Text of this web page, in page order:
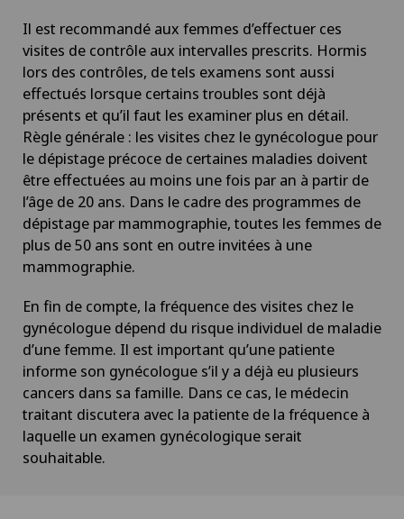
Il est recommandé aux femmes d’effectuer ces
visites de contrôle aux intervalles prescrits. Hormis
lors des contrôles, de tels examens sont aussi
effectués lorsque certains troubles sont déjà
présents et qu’il faut les examiner plus en détail.
Règle générale : les visites chez le gynécologue pour
le dépistage précoce de certaines maladies doivent
être effectuées au moins une fois par an à partir de
l’âge de 20 ans. Dans le cadre des programmes de
dépistage par mammographie, toutes les femmes de
plus de 50 ans sont en outre invitées à une
mammographie.
En fin de compte, la fréquence des visites chez le
gynécologue dépend du risque individuel de maladie
d’une femme. Il est important qu’une patiente
informe son gynécologue s’il y a déjà eu plusieurs
cancers dans sa famille. Dans ce cas, le médecin
traitant discutera avec la patiente de la fréquence à
laquelle un examen gynécologique serait
souhaitable.